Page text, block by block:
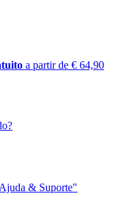
a partir de € 64,90
& Suporte"